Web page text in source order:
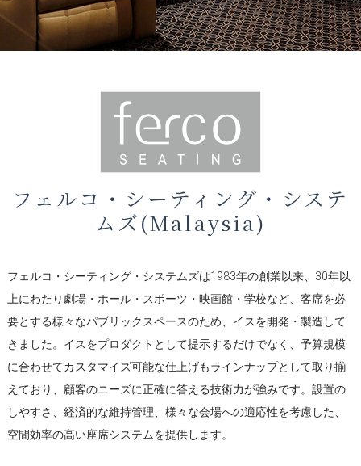
フェルコ・シーティング・システ
ムズ(Malaysia)
フェルコ・シーティング・システムズは1983年の創業以来、30年以
上にわたり劇場・ホール・スポーツ・映画館・学校など、客席を必
要とする様々なパブリックスペースのため、イスを開発・製造して
きました。イスをプロダクトとして提示するだけでなく、予算規模
に合わせてカスタマイズ可能な仕上げもラインナップとして取り揃
えており、顧客のニーズに正確に答える技術力が強みです。設置の
しやすさ、経済的な維持管理、様々な会場への適応性を考慮した、
空間効率の高い座席システムを提供します。